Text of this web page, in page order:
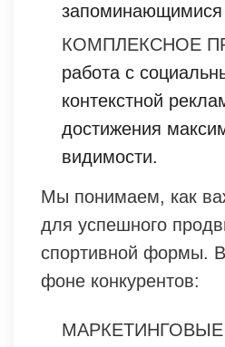
запоминающимися
КОМПЛЕКСНОЕ
работа с
контекстной
достижения
видимости.
Мы понимаем, как
для успешного
спортивной формы.
фоне конкурентов:
МАРКЕТИНГОВЫЕ